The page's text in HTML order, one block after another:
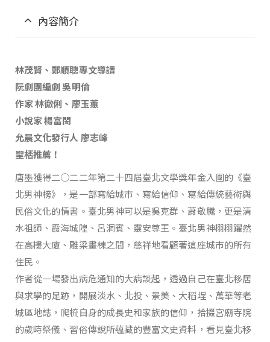
內容簡介
林茂賢、鄭順聰專文導讀
阮劇團編劇 吳明倫
作家 林徹俐、廖玉蕙
小說家 楊富閔
允晨文化發行人 廖志峰
聖桮推薦！
唐墨獲得二○二二年第二十四屆臺北文學獎年金入圍的《臺
北男神榜》，是一部寫給城市、寫給信仰、寫給傳統藝術與
民俗文化的情書。臺北男神可以是吳克群、蕭敬騰，更是清
水祖師、霞海城隍、呂洞賓、靈安尊王。臺北男神栩栩躍然
在高樓大廈、雕梁畫棟之間，慈祥地看顧著這座城市的所有
住民。
作者從一場發出病危通知的大病談起，透過自己在臺北移居
與求學的足跡，開展淡水、北投、景美、大稻埕、萬華等老
城區地誌，爬梳自身的成長史和家族的信仰，拾掇宮廟寺院
的歲時祭儀、習俗傳說所蘊藏的豐富文史資料，看見臺北移